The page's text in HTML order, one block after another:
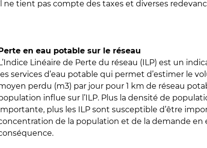
ne tient pas compte des taxes et diverses
en eau potable sur le réseau
Linéaire de Perte du réseau (ILP) est un
les services d’eau potable qui permet d’estimer le
perdu (m3) par jour pour 1 km de réseau
influe sur l’ILP. Plus la densité de
plus les ILP sont susceptible d’être
de la population et de la demande en